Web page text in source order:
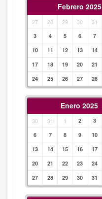
Febrero 2025
27 28 29 30 31
3
4 5 6 7
10
11 12 13 14
17
18 19 20 21
24
25 26 27 28
Enero 2025
30 31 1 2 3
6
7 8 9 10
13
14 15 16 17
20
21 22 23 24
27
28 29 30 31